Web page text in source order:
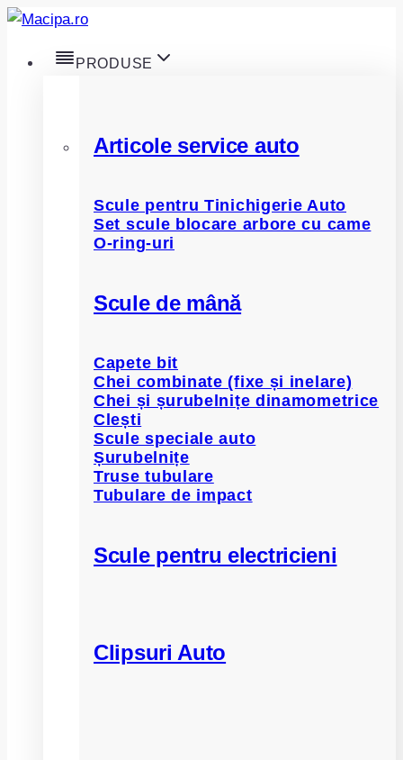
Skip
content
PRODUSE
Articole service auto
Scule pentru Tinichigerie Auto
Set scule blocare arbore cu came
O-ring-uri
Scule de mână
Capete bit
Chei combinate (fixe și inelare)
Chei și șurubelnițe dinamometrice
Clești
Scule speciale auto
Șurubelnițe
Truse tubulare
Tubulare de impact
Scule pentru electricieni
Clipsuri Auto